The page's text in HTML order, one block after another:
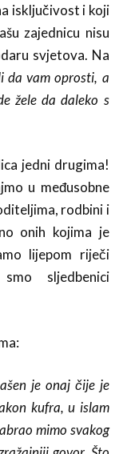
isključivost i koji
zajednicu nisu
svjetova. Na
da vam oprosti, a
žele da daleko s
jedni drugima!
u međusobne
rodbini i
onih kojima je
lijepom riječi
sljedbenici
je onaj čije je
kufra, u islam
mimo svakog